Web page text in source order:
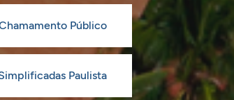
Público
Paulista